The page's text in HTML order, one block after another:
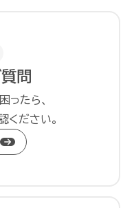
問
ったら、
ください。